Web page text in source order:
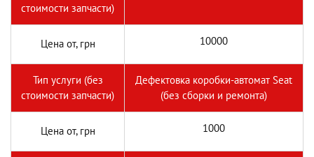
стоимости запчасти)
Цена от, грн 10000
Тип услуги (без
стоимости запчасти)
Дефектовка коробки-автомат Seat
(без сборки и ремонта)
Цена от, грн 1000